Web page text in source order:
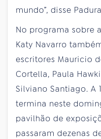
mundo”, disse
No programa sobre
Katy Navarro
escritores Mauricio
Cortella, Paula
Silviano Santiago. A
termina neste
pavilhão de
passaram dezenas